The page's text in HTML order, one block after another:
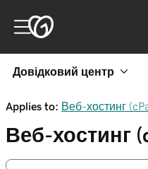
Довідковий центр
Applies to: Веб-хостинг
Веб-хостинг